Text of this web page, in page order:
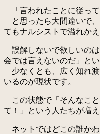
「言われたことに従って
と思ったら大間違いで
てもナルシストで溢れかえ
誤解しないで欲しいの
会では言えないのだ」とい
少なくとも、広く知れ
いるのが現状です。
この状態で「そんなこ
て！」という人たちが増
ネットではどこの誰か